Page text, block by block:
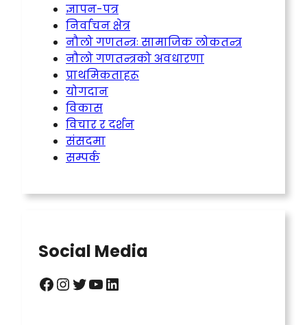
ज्ञापन-पत्र
निर्वाचन क्षेत्र
नौलो गणतन्त्रः सामाजिक लोकतन्त्र
नौलो गणतन्त्रको अवधारणा
प्राथमिकताहरू
योगदान
विकास
विचार र दर्शन
संसदमा
सम्पर्क
Social Media
Facebook InstagramTwitter YouTube LinkedIn